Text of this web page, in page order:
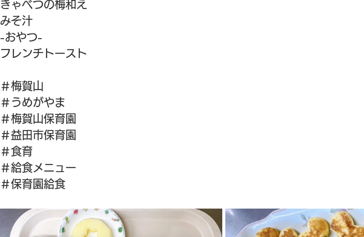
きゃべつの梅和え
みそ汁
-おやつ-
フレンチトースト
＃梅賀山
＃うめがやま
＃梅賀山保育園
＃益田市保育園
＃食育
＃給食メニュー
＃保育園給食